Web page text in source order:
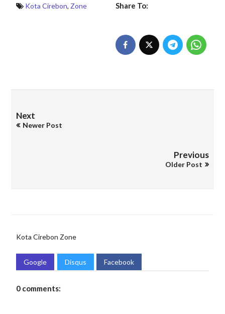
Kota Cirebon, Zone Share To:
Next
Newer Post
Previous
Older Post
Kota Cirebon Zone
Google Disqus Facebook
0 comments: